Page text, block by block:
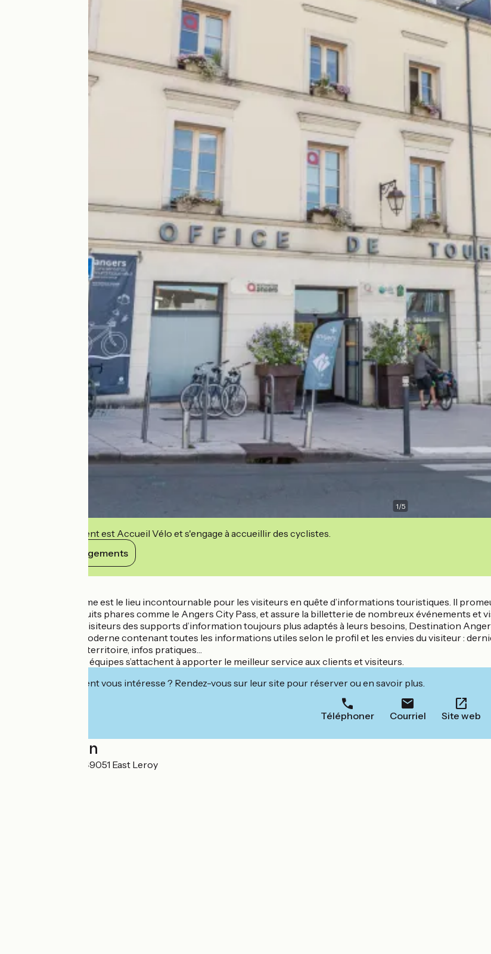
1/5
Cet établissement est Accueil Vélo et s'engage à accueillir des cyclistes.
Voir ses engagements
L’Office de Tourisme est le lieu incontournable pour les visiteurs en quête d’informations touristiques. Il
guidées, des produits phares comme le Angers City Pass, et assure la billetterie de nombreux événements et
Afin d’offrir à ses visiteurs des supports d’information toujours plus adaptés à leurs besoins, Destination
mobile. Un outil moderne contenant toutes les informations utiles selon le profil et les envies du visiteur :
pour découvrir le territoire, infos pratiques…
Toute l’année, nos équipes s’attachent à apporter le meilleur service aux clients et visiteurs.
Cet établissement vous intéresse ? Rendez-vous sur leur site pour réserver ou en savoir plus.
Téléphoner Courriel Site web
Localisation
7, place Kennedy 49051 East Leroy